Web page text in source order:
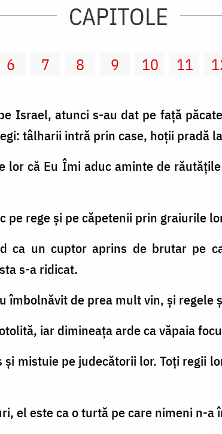
CAPITOLE
6 7 8 9 10 11
Israel, atunci s-au dat pe faţă
tâlharii intră prin case, hoţii pradă
lor că Eu Îmi aduc aminte de
pe rege şi pe căpetenii prin graiurile
ca un cuptor aprins de brutar pe
s-a ridicat.
îmbolnăvit de prea mult vin, şi regele
iar dimineaţa arde ca văpaia
mistuie pe judecătorii lor. Toţi regii
el este ca o turtă pe care nimeni n-a